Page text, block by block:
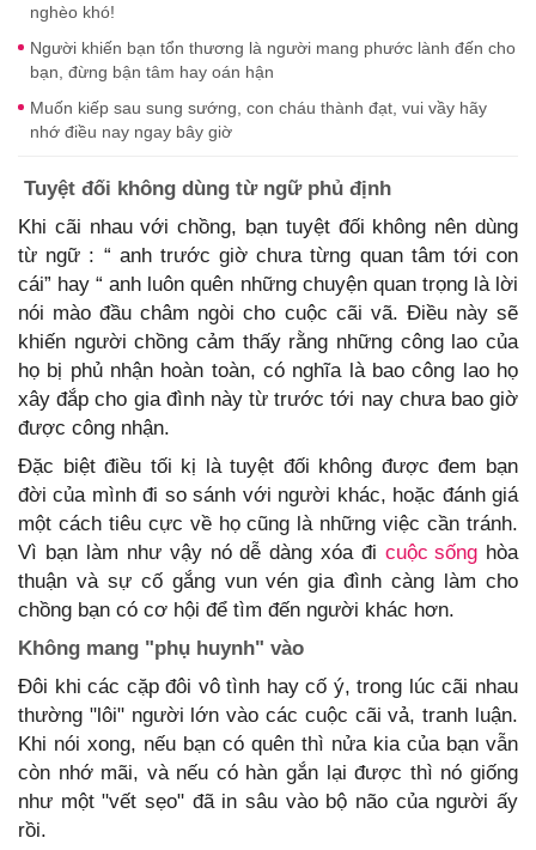
nghèo khó!
Người khiến bạn tổn thương là người mang phước lành đến cho
bạn, đừng bận tâm hay oán hận
Muốn kiếp sau sung sướng, con cháu thành đạt, vui vầy hãy
nhớ điều nay ngay bây giờ
Tuyệt đối không dùng từ ngữ phủ định
Khi cãi nhau với chồng, bạn tuyệt đối không nên dùng
từ ngữ : “ anh trước giờ chưa từng quan tâm tới con
cái” hay “ anh luôn quên những chuyện quan trọng là lời
nói mào đầu châm ngòi cho cuộc cãi vã. Điều này sẽ
khiến người chồng cảm thấy rằng những công lao của
họ bị phủ nhận hoàn toàn, có nghĩa là bao công lao họ
xây đắp cho gia đình này từ trước tới nay chưa bao giờ
được công nhận.
Đặc biệt điều tối kị là tuyệt đối không được đem bạn
đời của mình đi so sánh với người khác, hoặc đánh giá
một cách tiêu cực về họ cũng là những việc cần tránh.
Vì bạn làm như vậy nó dễ dàng xóa đicuộc sống hòa
thuận và sự cố gắng vun vén gia đình càng làm cho
chồng bạn có cơ hội để tìm đến người khác hơn.
Không mang "phụ huynh" vào
Đôi khi các cặp đôi vô tình hay cố ý, trong lúc cãi nhau
thường "lôi" người lớn vào các cuộc cãi vả, tranh luận.
Khi nói xong, nếu bạn có quên thì nửa kia của bạn vẫn
còn nhớ mãi, và nếu có hàn gắn lại được thì nó giống
như một "vết sẹo" đã in sâu vào bộ não của người ấy
rồi.